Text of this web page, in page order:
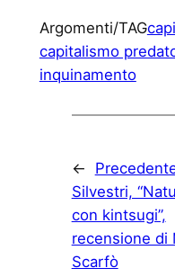
Argomenti/TAG
capitalismo
inquinamento
←
Silvestri,
con kintsugi”,
recensione di
Scarfò